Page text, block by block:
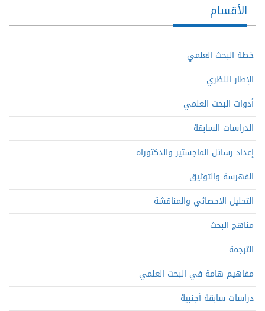
الأقسام
خطة البحث العلمي
الإطار النظري
أدوات البحث العلمي
الدراسات السابقة
إعداد رسائل الماجستير والدكتوراه
الفهرسة والتوثيق
التحليل الاحصائي والمناقشة
مناهج البحث
الترجمة
مفاهيم هامة في البحث العلمي
دراسات سابقة أجنبية